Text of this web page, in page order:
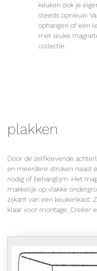
keuken ook je
steeds opnieuw.
ophangen of een
met leuke
collectie.
plakken
Door de zelfklevende
en meerdere stroken naast
nodig of behanglijm. Het
makkelijk op vlakke
zijkant van een keukenkast.
klaar voor montage. Creëer